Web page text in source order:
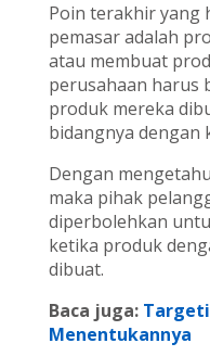
Poin terakhir yang
pemasar adalah
atau membuat
perusahaan harus
produk mereka
bidangnya dengan
Dengan
maka pihak
diperbolehkan
ketika produk
dibuat.
Baca juga:
Menentukannya